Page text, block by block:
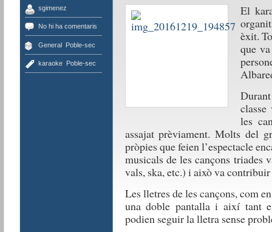
sgimenez
No hi ha comentaris
General, Poble-sec
karaoke, Poble-sec
El
èxit.
que
classe
les
assajat prèviament. Molts del
pròpies que feien l’espectacle
musicals de les cançons triades
vals, ska, etc.) i això va
Les lletres de les cançons, com
una doble pantalla i així tant
podien seguir la lletra sense